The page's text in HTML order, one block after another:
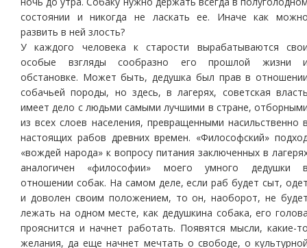
состоянии и никогда не ласкать ее. Иначе как
развить в ней злость?
У каждого человека к старости вырабатываются
особые взгляды сообразно его прошлой жизни
обстановке. Может быть, дедушка был прав в
собачьей породы, но здесь, в лагерях, советская
имеет дело с людьми самыми лучшими в стране,
из всех слоев населения, превращенными насильственно
настоящих рабов древних времен. «Философский»
«вождей народа» к вопросу питания заключенных в
аналогичен «философии» моего умного дедушки
отношении собак. На самом деле, если раб будет сыт,
и доволен своим положением, то он, наоборот, не
лежать на одном месте, как дедушкина собака, его
прояснится и начнет работать. Появятся мысли, какие-
желания, да еще начнет мечтать о свободе, о